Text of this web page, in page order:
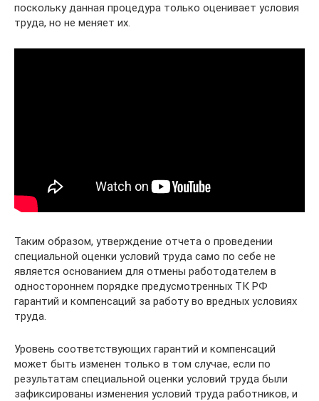
поскольку данная процедура только оценивает условия
труда, но не меняет их.
Таким образом, утверждение отчета о проведении
специальной оценки условий труда само по себе не
является основанием для отмены работодателем в
одностороннем порядке предусмотренных ТК РФ
гарантий и компенсаций за работу во вредных условиях
труда.
Уровень соответствующих гарантий и компенсаций
может быть изменен только в том случае, если по
результатам специальной оценки условий труда были
зафиксированы изменения условий труда работников, и